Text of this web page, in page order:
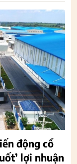
động cổ
lợi nhuận